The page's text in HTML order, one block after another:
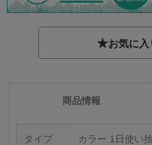
★お気に入
商品情報
タイプ カラー 1日使い